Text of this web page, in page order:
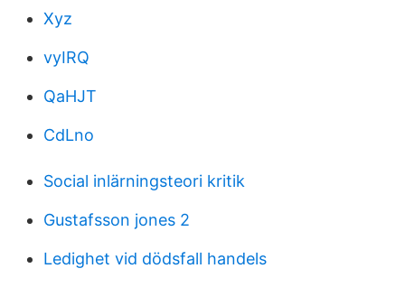
Xyz
vyIRQ
QaHJT
CdLno
Social inlärningsteori kritik
Gustafsson jones 2
Ledighet vid dödsfall handels